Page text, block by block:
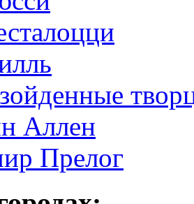
Аллен
Прелог